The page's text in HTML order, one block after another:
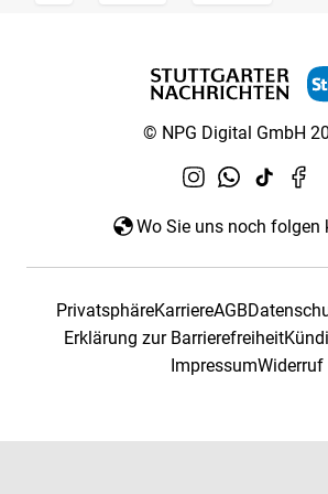
© NPG Digital GmbH
Wo Sie uns noch folgen
PrivatsphäreKarriereAGB
Erklärung zur Barrierefreiheit
ImpressumWiderruf